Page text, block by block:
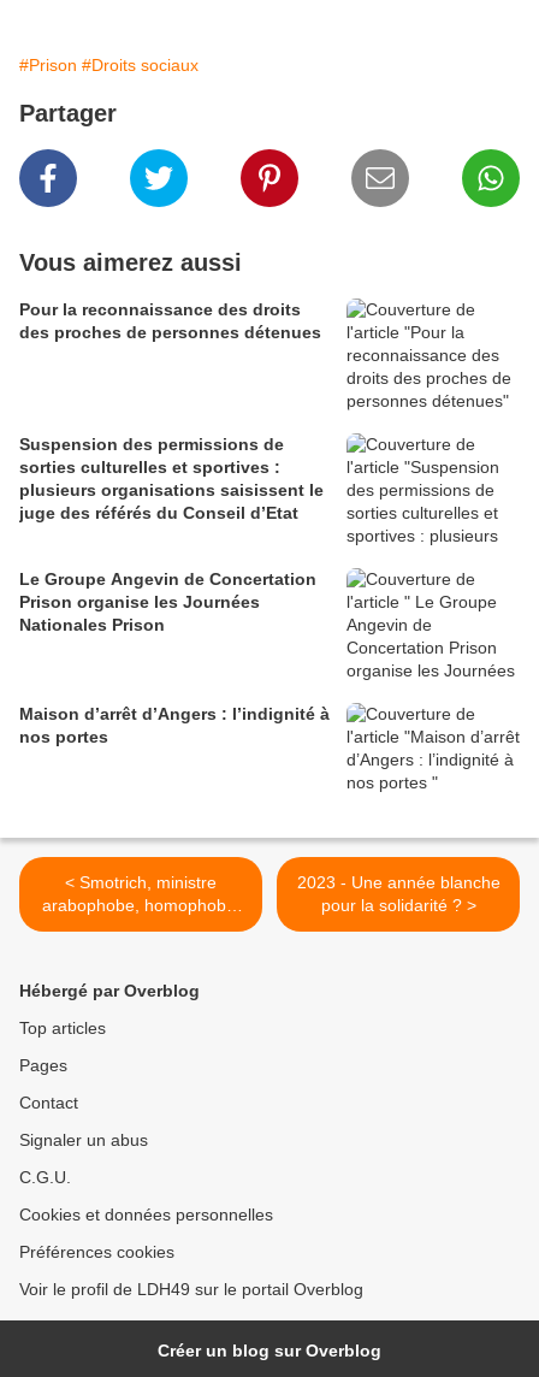
#Prison #Droits sociaux
Partager
Vous aimerez aussi
Pour la reconnaissance des droits
des proches de personnes détenues
Suspension des permissions de
sorties culturelles et sportives :
plusieurs organisations saisissent le
juge des référés du Conseil d’Etat
Le Groupe Angevin de Concertation
Prison organise les Journées
Nationales Prison
Maison d’arrêt d’Angers : l’indignité à
nos portes
< Smotrich, ministre
arabophobe, homophobe,
ultracolonialiste et ultra-
2023 - Une année blanche
pour la solidarité ? >
Hébergé par Overblog
Top articles
Pages
Contact
Signaler un abus
C.G.U.
Cookies et données personnelles
Préférences cookies
Voir le profil de LDH49 sur le portail Overblog
Créer un blog sur Overblog